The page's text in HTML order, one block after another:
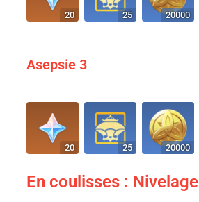
20 25 20000
Asepsie 3
20 25 20000
En coulisses : Nivelage